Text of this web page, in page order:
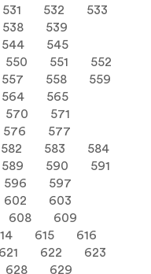
531 532
533
538
539
544
545
550 551
552
557 558
559
564
565
570
571
576
577
582 583
584
589 590
591
596
597
602
603
608
609
615
616
621 622
623
628
629